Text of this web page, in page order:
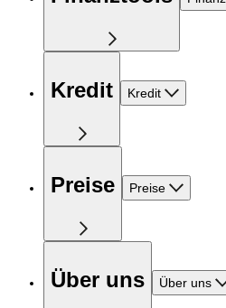
Kredit Kredit
Preise Preise
Über uns Über uns